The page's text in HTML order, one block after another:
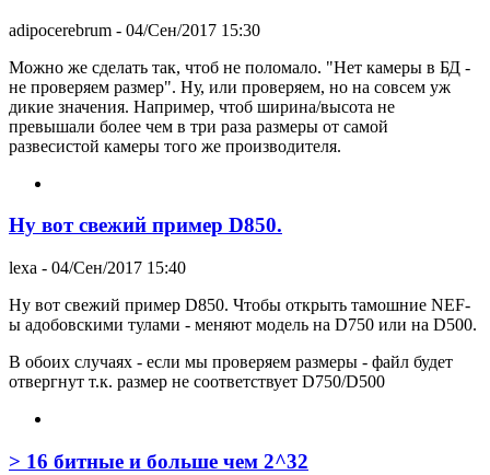
adipocerebrum - 04/Сен/2017 15:30
Можно же сделать так, чтоб не поломало. "Нет камеры в БД -
не проверяем размер". Ну, или проверяем, но на совсем уж
дикие значения. Например, чтоб ширина/высота не
превышали более чем в три раза размеры от самой
развесистой камеры того же производителя.
Ну вот свежий пример D850.
lexa - 04/Сен/2017 15:40
Ну вот свежий пример D850. Чтобы открыть тамошние NEF-
ы адобовскими тулами - меняют модель на D750 или на D500.
В обоих случаях - если мы проверяем размеры - файл будет
отвергнут т.к. размер не соответствует D750/D500
> 16 битные и больше чем 2^32